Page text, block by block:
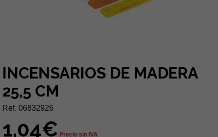
INCENSARIOS DE MADERA
25,5 CM
Ref. 06832926
1,04€ Precio sin IVA